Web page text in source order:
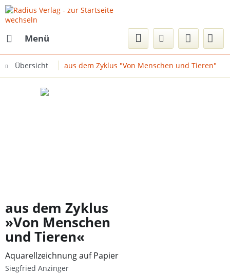
Menü
Übersicht aus dem Zyklus "Von Menschen und Tieren"
aus dem Zyklus
»Von Menschen
und Tieren«
Aquarellzeichnung auf Papier
Siegfried Anzinger